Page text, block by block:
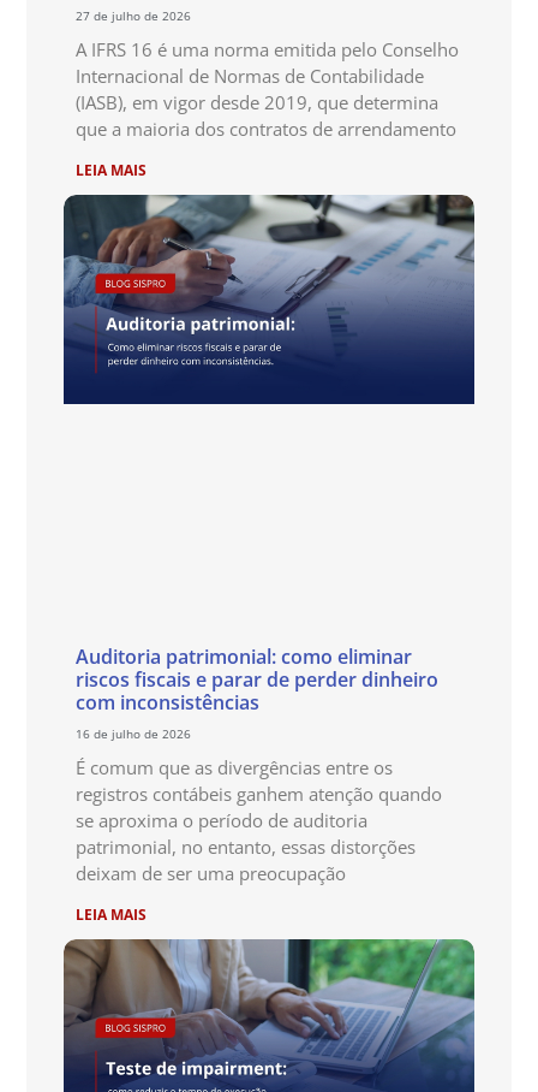
27 de julho de 2026
A IFRS 16 é uma norma emitida pelo Conselho
Internacional de Normas de Contabilidade
(IASB), em vigor desde 2019, que determina
que a maioria dos contratos de arrendamento
LEIA MAIS
Auditoria patrimonial: como eliminar
riscos fiscais e parar de perder dinheiro
com inconsistências
16 de julho de 2026
É comum que as divergências entre os
registros contábeis ganhem atenção quando
se aproxima o período de auditoria
patrimonial, no entanto, essas distorções
deixam de ser uma preocupação
LEIA MAIS